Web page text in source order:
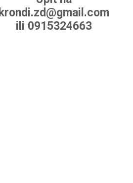
krondi.zd@gmail.com
ili 0915324663